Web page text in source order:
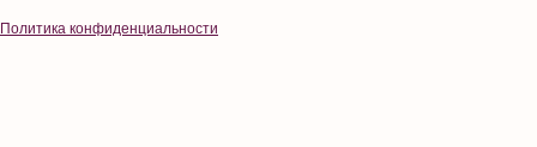
Политика конфиденциальности